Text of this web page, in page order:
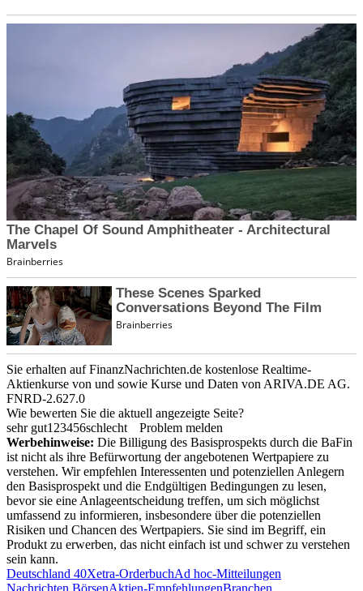
Sie erhalten auf FinanzNachrichten.de kostenlose Realtime-
Aktienkurse von und sowie Kurse und Daten von ARIVA.DE AG.
FNRD-2.627.0
Wie bewerten Sie die aktuell angezeigte Seite?
sehr gut1 23456schlecht
Problem melden
Werbehinweise: Die Billigung des Basisprospekts durch die BaFin
ist nicht als ihre Befürwortung der angebotenen Wertpapiere zu
verstehen. Wir empfehlen Interessenten und potenziellen Anlegern
den Basisprospekt und die Endgültigen Bedingungen zu lesen,
bevor sie eine Anlageentscheidung treffen, um sich möglichst
umfassend zu informieren, insbesondere über die potenziellen
Risiken und Chancen des Wertpapiers. Sie sind im Begriff, ein
Produkt zu erwerben, das nicht einfach ist und schwer zu verstehen
sein kann.
Deutschland 40Xetra-OrderbuchAd hoc-Mitteilungen